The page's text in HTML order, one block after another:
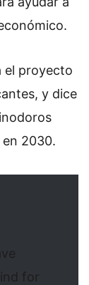
el proyecto
y dice
2030.
for